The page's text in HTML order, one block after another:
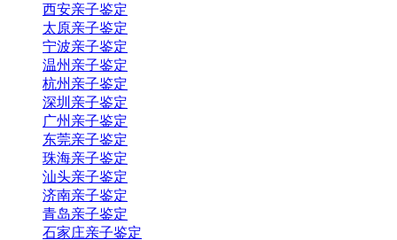
西安亲子鉴定
太原亲子鉴定
宁波亲子鉴定
温州亲子鉴定
杭州亲子鉴定
深圳亲子鉴定
广州亲子鉴定
东莞亲子鉴定
珠海亲子鉴定
汕头亲子鉴定
济南亲子鉴定
青岛亲子鉴定
石家庄亲子鉴定